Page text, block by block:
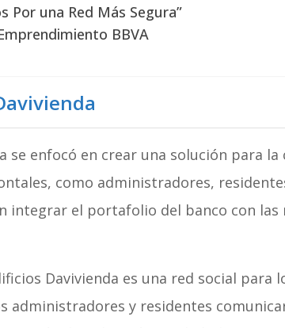
Por una Red Más Segura”
BBVA
se enfocó en crear una solución para
como administradores,
integrar el portafolio del banco con las
Davivienda es una red social para
administradores y residentes